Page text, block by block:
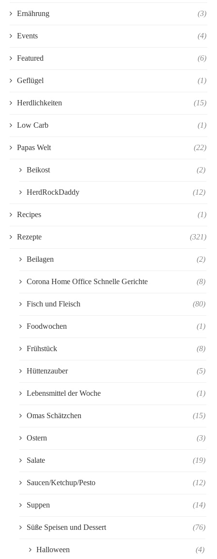
Ernährung (3)
Events (4)
Featured (6)
Geflügel (1)
Herdlichkeiten (15)
Low Carb (1)
Papas Welt (22)
Beikost (2)
HerdRockDaddy (12)
Recipes (1)
Rezepte (321)
Beilagen (2)
Corona Home Office Schnelle Gerichte (8)
Fisch und Fleisch (80)
Foodwochen (1)
Frühstück (8)
Hüttenzauber (5)
Lebensmittel der Woche (1)
Omas Schätzchen (15)
Ostern (3)
Salate (19)
Saucen/Ketchup/Pesto (12)
Suppen (14)
Süße Speisen und Dessert (76)
Halloween (4)